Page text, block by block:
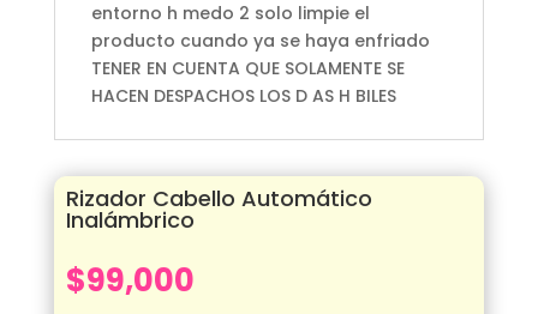
entorno h medo 2 solo limpie el
producto cuando ya se haya enfriado
TENER EN CUENTA QUE SOLAMENTE SE
HACEN DESPACHOS LOS D AS H BILES
Rizador Cabello Automático
Inalámbrico
$99,000